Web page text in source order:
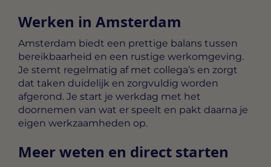
Werken in Amsterdam
Amsterdam biedt een prettige balans tussen
bereikbaarheid en een rustige werkomgeving.
Je stemt regelmatig af met collega’s en zorgt
dat taken duidelijk en zorgvuldig worden
afgerond. Je start je werkdag met het
doornemen van wat er speelt en pakt daarna je
eigen werkzaamheden op.
Meer weten en direct starten